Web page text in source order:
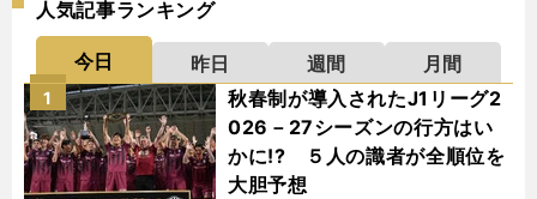
人気記事ランキング
今日 昨日 週間
月間
秋春制が導入されたJ1リーグ2
026－27シーズンの行方はい
かに!? ５人の識者が全順位を
大胆予想
1